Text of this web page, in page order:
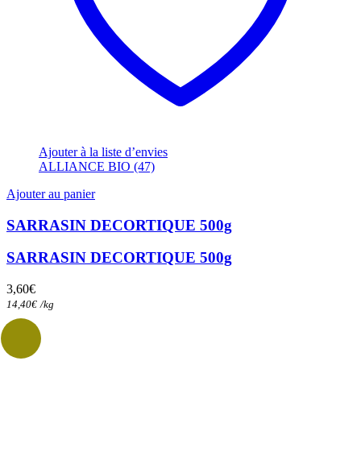
Ajouter à la liste d’envies
ALLIANCE BIO (47)
Ajouter au panier
SARRASIN DECORTIQUE 500g
SARRASIN DECORTIQUE 500g
3,60€
14,40€ /kg